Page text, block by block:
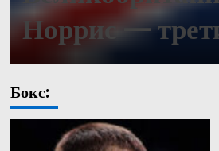
Норрис —
Бокс: